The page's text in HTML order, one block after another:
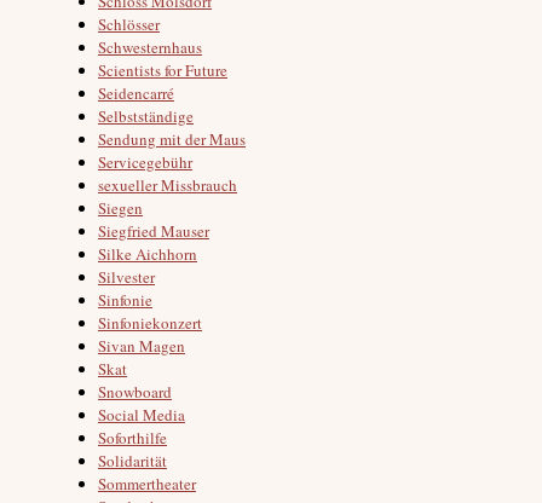
Schlösser
Schwesternhaus
Scientists for Future
Seidencarré
Selbstständige
Sendung mit der Maus
Servicegebühr
sexueller Missbrauch
Siegen
Siegfried Mauser
Silke Aichhorn
Silvester
Sinfonie
Sinfoniekonzert
Sivan Magen
Skat
Snowboard
Social Media
Soforthilfe
Solidarität
Sommertheater